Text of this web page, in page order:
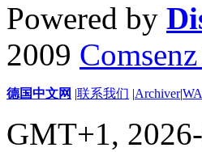
Powered by
2009
德国中文网 |联系我们 |Archiver|
GMT+1,